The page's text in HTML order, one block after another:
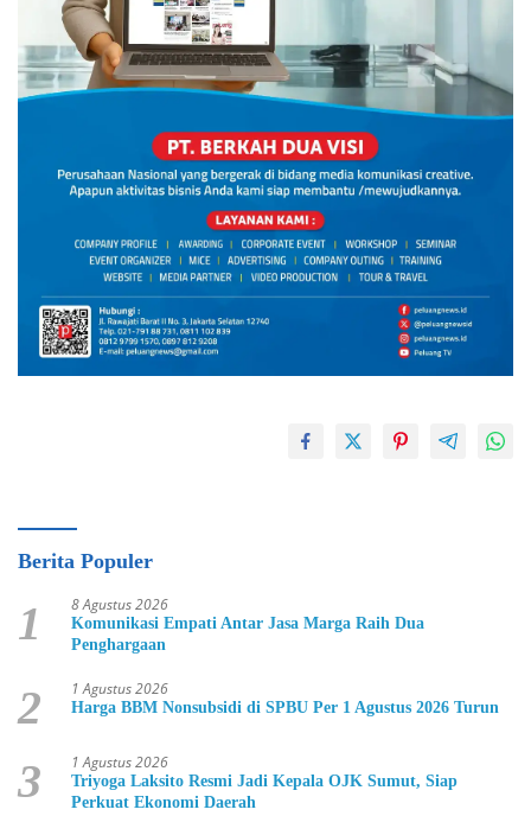
Berita Populer
1 8 Agustus 2026
Komunikasi Empati Antar Jasa Marga Raih Dua
Penghargaan
2 1 Agustus 2026
Harga BBM Nonsubsidi di SPBU Per 1 Agustus 2026 Turun
3 1 Agustus 2026
Triyoga Laksito Resmi Jadi Kepala OJK Sumut, Siap
Perkuat Ekonomi Daerah